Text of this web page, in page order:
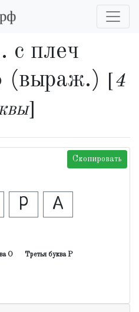
с плеч
(выраж.)
4
]
Скопировать
Р А
О Третья буква Р